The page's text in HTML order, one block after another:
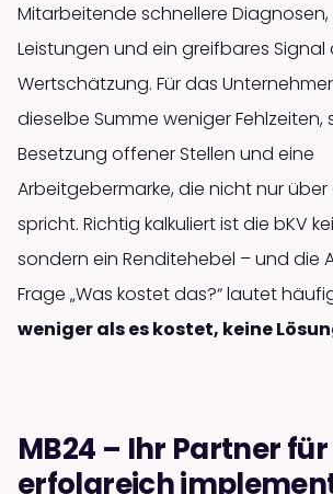
Mitarbeitende schnellere
Leistungen und ein greifbares Signal
Wertschätzung. Für das
dieselbe Summe weniger Fehlzeiten,
Besetzung offener Stellen und eine
Arbeitgebermarke, die nicht nur
spricht. Richtig kalkuliert ist die bKV
sondern ein Renditehebel – und die
Frage „Was kostet das?“ lautet
weniger als es kostet, keine
MB24 – Ihr Partner
erfolgreich